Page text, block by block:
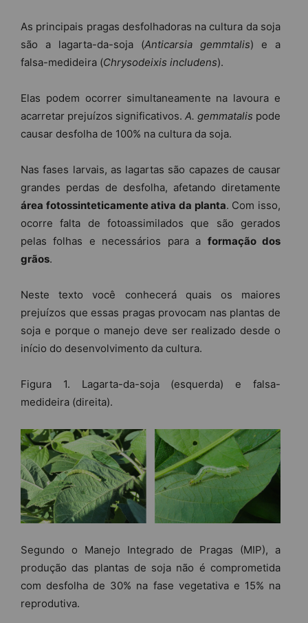
As principais pragas desfolhadoras na cultura da soja
são a lagarta-da-soja (Anticarsia gemmtalis) e a
falsa-medideira (Chrysodeixis includens).
Elas podem ocorrer simultaneamente na lavoura e
acarretar prejuízos significativos. A. gemmatalis pode
causar desfolha de 100% na cultura da soja.
Nas fases larvais, as lagartas são capazes de causar
grandes perdas de desfolha, afetando diretamente
área fotossinteticamente ativa da planta. Com isso,
ocorre falta de fotoassimilados que são gerados
pelas folhas e necessários para a formação dos
grãos.
Neste texto você conhecerá quais os maiores
prejuízos que essas pragas provocam nas plantas de
soja e porque o manejo deve ser realizado desde o
início do desenvolvimento da cultura.
Figura 1. Lagarta-da-soja (esquerda) e falsa-
medideira (direita).
Segundo o Manejo Integrado de Pragas (MIP), a
produção das plantas de soja não é comprometida
com desfolha de 30% na fase vegetativa e 15% na
reprodutiva.